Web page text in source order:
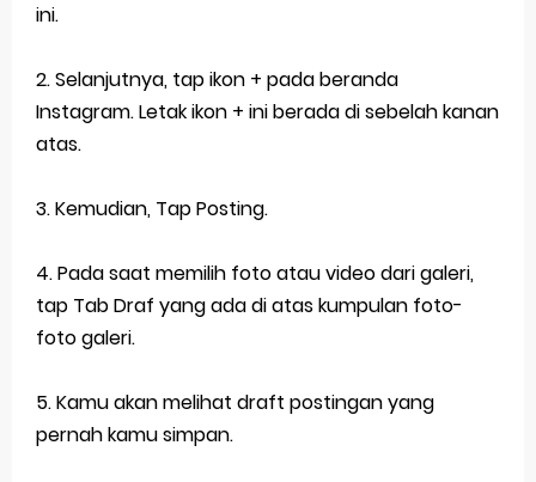
ini.
2. Selanjutnya, tap ikon + pada beranda
Instagram. Letak ikon + ini berada di sebelah kanan
atas.
3. Kemudian, Tap Posting.
4. Pada saat memilih foto atau video dari galeri,
tap Tab Draf yang ada di atas kumpulan foto-
foto galeri.
5. Kamu akan melihat draft postingan yang
pernah kamu simpan.